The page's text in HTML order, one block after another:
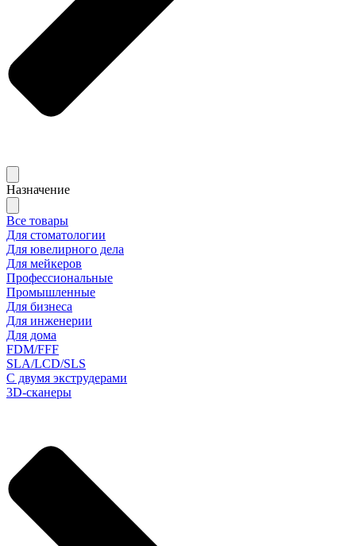
Назначение
Все товары
Для стоматологии
Для ювелирного дела
Для мейкеров
Профессиональные
Промышленные
Для бизнеса
Для инженерии
Для дома
FDM/FFF
SLA/LCD/SLS
С двумя экструдерами
3D-сканеры